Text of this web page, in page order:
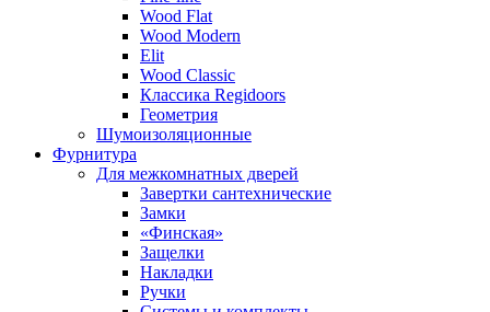
Wood Flat
Wood Modern
Elit
Wood Classic
Классика Regidoors
Геометрия
Шумоизоляционные
Фурнитура
Для межкомнатных дверей
Завертки сантехнические
Замки
«Финская»
Защелки
Накладки
Ручки